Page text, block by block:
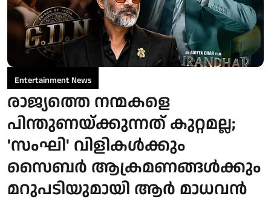
Entertainment News
രാജ്യത്തെ നന്മകളെ
പിന്തുണയ്ക്കുന്നത് കുറ്റമല്ല;
'സംഘി' വിളികൾക്കും
സൈബർ ആക്രമണങ്ങൾക്കും
മറുപടിയുമായി ആർ മാധവൻ